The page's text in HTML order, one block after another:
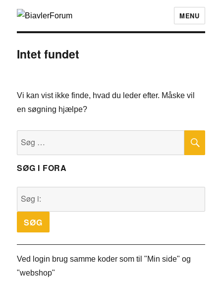
MENU
Intet fundet
Vi kan vist ikke finde, hvad du leder efter. Måske vil
en søgning hjælpe?
SØG I FORA
Ved login brug samme koder som til "Min side" og
"webshop"